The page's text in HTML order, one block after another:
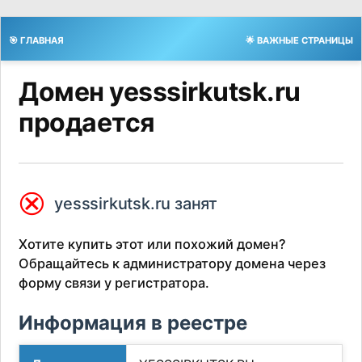
🎯 ГЛАВНАЯ 🌟 ВАЖНЫЕ СТРАНИЦЫ
Домен yesssirkutsk.ru
продается
⮿ yesssirkutsk.ru занят
Хотите купить этот или похожий домен?
Обращайтесь к администратору домена через
форму связи у регистратора.
Информация в реестре